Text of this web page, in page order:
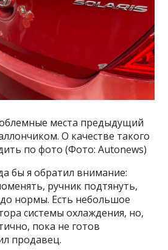
места предыдущий
О качестве такого
по фото (Фото: Autonews)
бы я обратил внимание:
ручник подтянуть,
нормы. Есть небольшое
системы охлаждения, но,
пока не готов
продавец.